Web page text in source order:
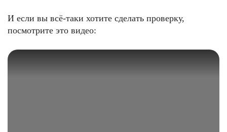
И если вы всё-таки хотите сделать проверку,
посмотрите это видео: